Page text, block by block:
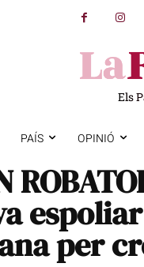
Els
PAÍS OPINIÓ
per